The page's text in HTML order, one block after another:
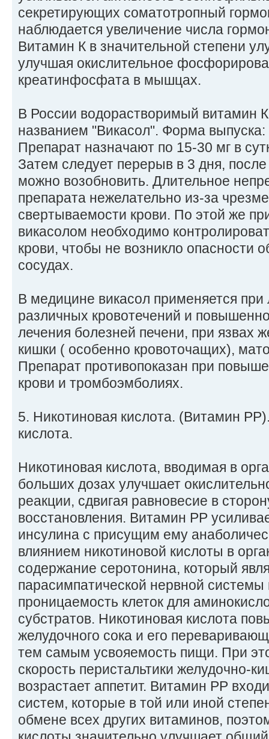
секретирующих соматотропный
наблюдается увеличение числа
Витамин К в значительной степени
улучшая окислительное
креатинфосфата в мышцах.
В России водорастворимый витамин
названием "Викасол". Форма выпуска:
Препарат назначают по 15-30 мг в
Затем следует перерыв в 3 дня,
можно возобновить. Длительное
препарата нежелательно из-за
свертываемости крови. По этой же
викасолом необходимо
крови, чтобы не возникло опасности
сосудах.
В медицине викасол применяется
различных кровотечений и
лечения болезней печени, при язвах
кишки ( особенно кровоточащих),
Препарат противопоказан при
крови и тромбоэмболиях.
5. Никотиновая кислота. (Витамин
кислота.
Никотиновая кислота, вводимая в
больших дозах улучшает
реакции, сдвигая равновесие в
восстановления. Витамин РР
инсулина с присущим ему
влиянием никотиновой кислоты в
содержание серотонина, который
парасимпатической нервной
проницаемость клеток для
субстратов. Никотиновая кислота
желудочного сока и его
тем самым усвояемость пищи. При
скорость перистальтики желудочно-
возрастает аппетит. Витамин РР
систем, которые в той или иной
обмене всех других витаминов,